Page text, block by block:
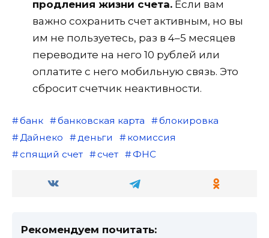
продления жизни счета. Если вам
важно сохранить счет активным, но вы
им не пользуетесь, раз в 4–5 месяцев
переводите на него 10 рублей или
оплатите с него мобильную связь. Это
сбросит счетчик неактивности.
банк банковская карта
блокировка
Дайнеко
деньги
комиссия
спящий счет
счет ФНС
Рекомендуем почитать: